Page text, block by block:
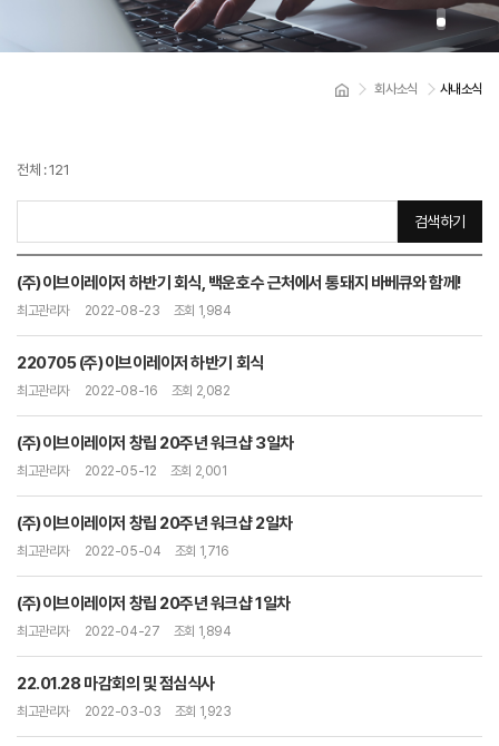
회사소식 사내소식
사내소식
전체 : 121
검색하기
(주)이브이레이저 하반기 회식, 백운호수 근처에서 통돼지 바베큐와 함께!
최고관리자 2022-08-23 조회 1,984
220705 (주)이브이레이저 하반기 회식
최고관리자 2022-08-16 조회 2,082
(주)이브이레이저 창립 20주년 워크샵 3일차
최고관리자 2022-05-12 조회 2,001
(주)이브이레이저 창립 20주년 워크샵 2일차
최고관리자 2022-05-04 조회 1,716
(주)이브이레이저 창립 20주년 워크샵 1일차
최고관리자 2022-04-27 조회 1,894
22.01.28 마감회의 및 점심식사
최고관리자 2022-03-03 조회 1,923